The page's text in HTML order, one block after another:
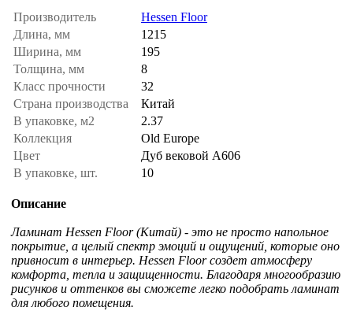
Производитель
Hessen Floor
Длина, мм
1215
Ширина, мм
195
Толщина, мм
8
Класс прочности
32
Страна производства
Китай
В упаковке, м2
2.37
Коллекция
Old Europe
Цвет
Дуб вековой А606
В упаковке, шт.
10
Описание
Ламинат Hessen Floor (Китай) - это не просто напольное
покрытие, а целый спектр эмоций и ощущений, которые оно
привносит в интерьер. Hessen Floor создет атмосферу
комфорта, тепла и защищенности. Благодаря многообразию
рисунков и оттенков вы сможете легко подобрать ламинат
для любого помещения.